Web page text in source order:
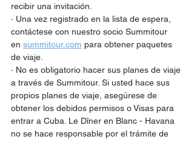
recibir una invitación.
· Una vez registrado en la lista de espera,
contáctese con nuestro socio Summitour
en summitour.com para obtener paquetes
de viaje.
· No es obligatorio hacer sus planes de viaje
a través de Summitour. Si usted hace sus
propios planes de viaje, asegúrese de
obtener los debidos permisos o Visas para
entrar a Cuba. Le Dîner en Blanc - Havana
no se hace responsable por el trámite de